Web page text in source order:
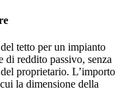
tetto per un impianto
di reddito passivo, senza
proprietario. L’importo
la dimensione della